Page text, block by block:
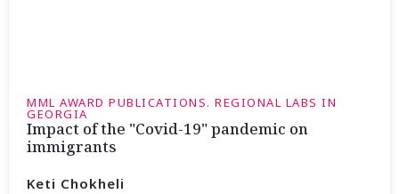
MML AWARD PUBLICATIONS. REGIONAL LABS IN
GEORGIA
Impact of the "Covid-19" pandemic on
immigrants
Keti Chokheli